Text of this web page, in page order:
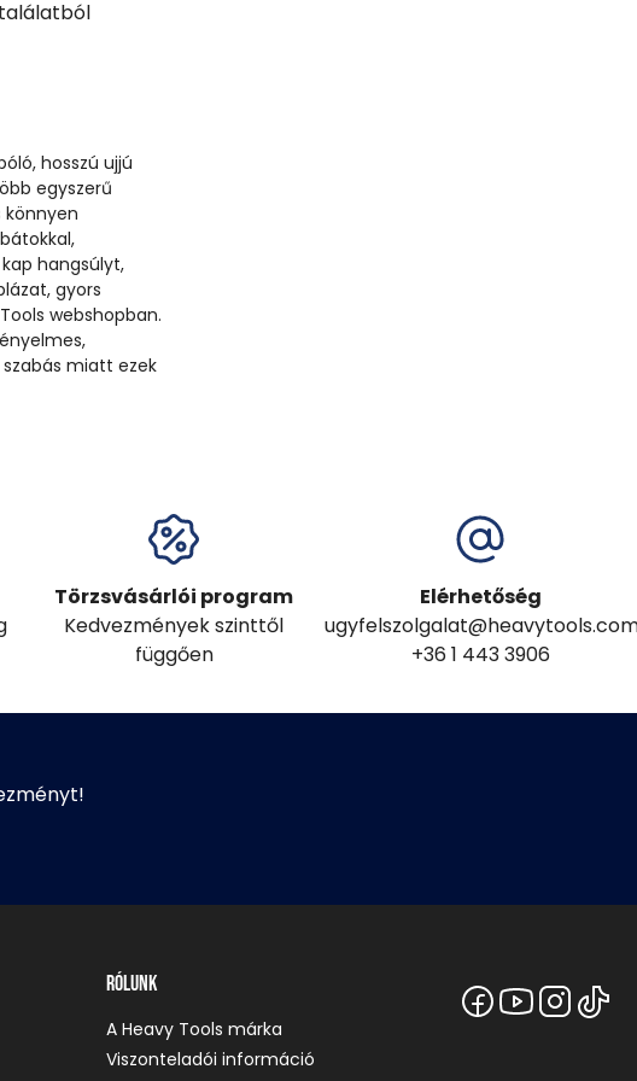
találatból
hosszú ujjú
egyszerű
hangsúlyt,
gyors
webshopban.
miatt ezek
Törzsvásárlói program
Kedvezmények szinttől
függően
Elérhetőség
+36 1 443 3906
Rólunk
A Heavy Tools márka
Viszonteladói információ